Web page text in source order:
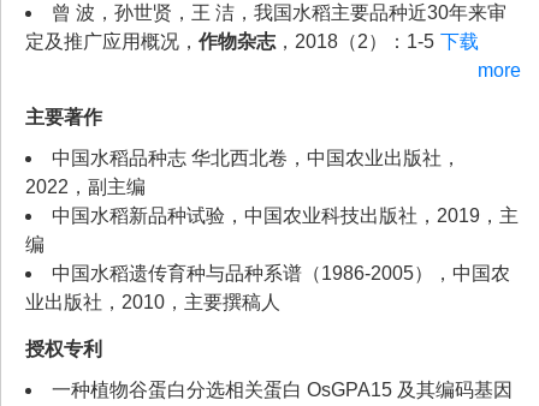
曾 波，孙世贤，王 洁，我国水稻主要品种近30年来审
定及推广应用概况， 作物杂志 ，2018（2）：1-5 下载
more
主要著作
中国水稻品种志 华北西北卷，中国农业出版社，
2022，副主编
中国水稻新品种试验，中国农业科技出版社，2019，主
编
中国水稻遗传育种与品种系谱（1986-2005），中国农
业出版社，2010，主要撰稿人
授权专利
一种植物谷蛋白分选相关蛋白 OsGPA15 及其编码基因